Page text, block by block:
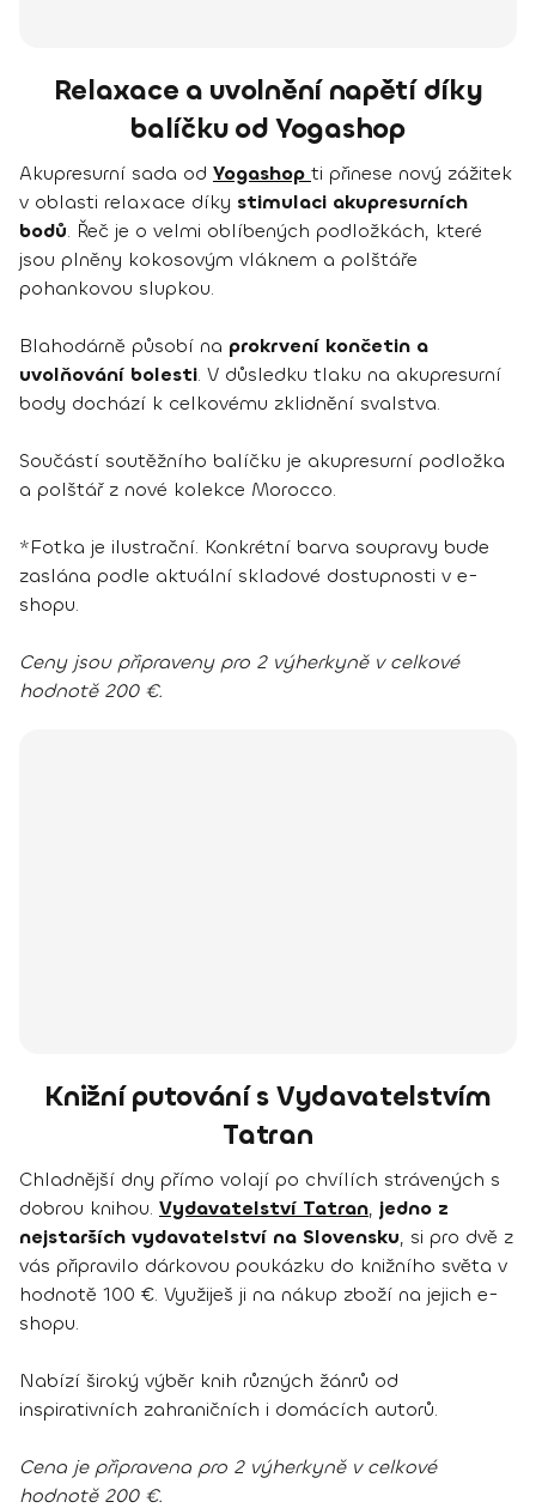
Relaxace a uvolnění napětí díky
balíčku od Yogashop
Akupresurní sada od Yogashop ti přinese nový zážitek
v oblasti relaxace díky stimulaci akupresurních
bodů. Řeč je o velmi oblíbených podložkách, které
jsou plněny kokosovým vláknem a polštáře
pohankovou slupkou.
Blahodárně působí na prokrvení končetin a
uvolňování bolesti. V důsledku tlaku na akupresurní
body dochází k celkovému zklidnění svalstva.
Součástí soutěžního balíčku je akupresurní podložka
a polštář z nové kolekce Morocco.
*Fotka je ilustrační. Konkrétní barva soupravy bude
zaslána podle aktuální skladové dostupnosti v e-
shopu.
Ceny jsou připraveny pro 2 výherkyně v celkové
hodnotě 200 €.
Knižní putování s Vydavatelstvím
Tatran
Chladnější dny přímo volají po chvílích strávených s
dobrou knihou. Vydavatelství Tatran, jedno z
nejstarších vydavatelství na Slovensku, si pro dvě z
vás připravilo dárkovou poukázku do knižního světa v
hodnotě 100 €. Využiješ ji na nákup zboží na jejich e-
shopu.
Nabízí široký výběr knih různých žánrů od
inspirativních zahraničních i domácích autorů.
Cena je připravena pro 2 výherkyně v celkové
hodnotě 200 €.